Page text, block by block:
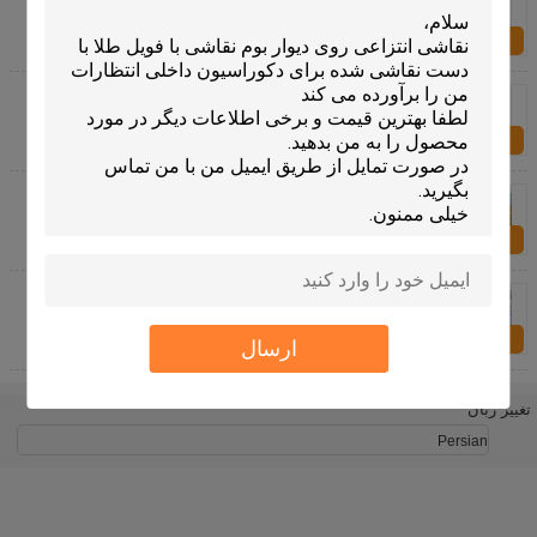
ارسال
اکنون سؤال کنید
بازتولید رنگ روغن ون گوگ نقاشی شده با دست، نقاشی
های روغنی طبیعت بی جان از آفتابگردان ونسان
اکنون سؤال کنید
زرد نقاشی رنگ روغن ونسان ون گوگ برداشت نقاشی
روی بوم
نقاشی های رنگ روغن دست ساز وینسنت ون گوگ تولید
تغییر زبان
Persian